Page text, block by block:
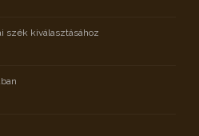
szék kiválasztásához